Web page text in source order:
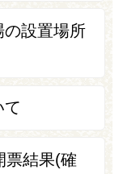
の設置場所
て
票結果(確